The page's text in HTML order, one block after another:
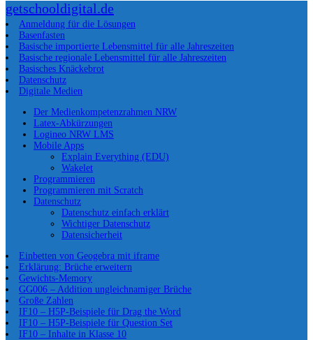
getschooldigital.de
Anmeldung für die Lösungen
Basenfasten
Basische importierte Lebensmittel für alle Jahreszeiten
Basische regionale Lebensmittel für alle Jahreszeiten
Basisches Knäckebrot
Datenschutz
Digitale Medien
Der Medienkompetenzrahmen NRW
Latex-Abkürzungen
Logineo NRW LMS
Mobile Apps
Explain Everything (EDU)
Wakelet
Programmieren
Programmieren mit Scratch
Datenschutz
Datenschutz einfach erklärt
Wichtiger Datenschutz
Datensicherheit
Einbetten von Geogebra mit iframe
Erklärung: Brüche erweitern
Gewichts-Memory
GG006 – Addition ungleichnamiger Brüche
Große Zahlen
IF10 – H5P-Beispiele für Drag the Word
IF10 – H5P-Beispiele für Question Set
IF10 – Inhalte in Klasse 10